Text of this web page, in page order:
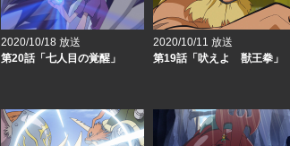
2020/10/18 放送
第20話「七人目の覚醒」
2020/10/11 放送
第19話「吠えよ 獣王拳」